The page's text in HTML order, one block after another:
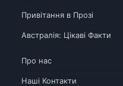
Привітання в Прозі
Австралія: Цікаві Факти
Про нас
Наші Контакти